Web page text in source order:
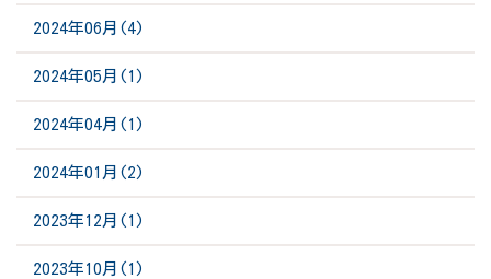
2024年06月(4)
2024年05月(1)
2024年04月(1)
2024年01月(2)
2023年12月(1)
2023年10月(1)